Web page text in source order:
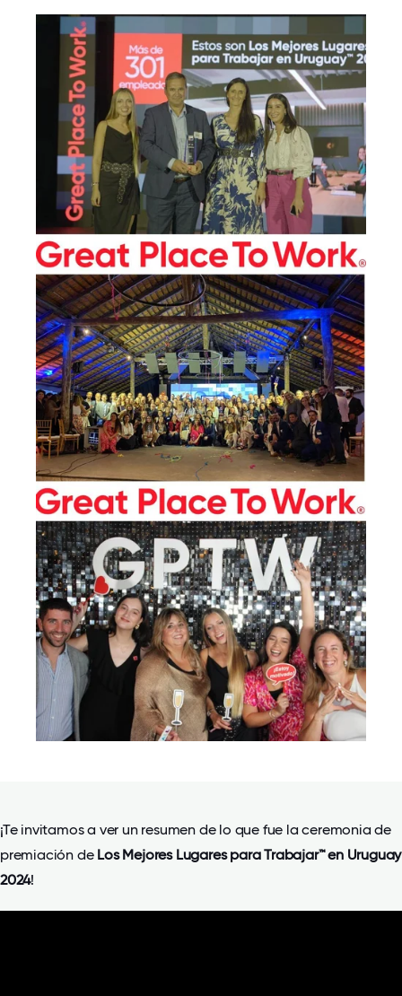
¡Te invitamos a ver un resumen de lo que fue la ceremonia de
premiación de Los Mejores Lugares para Trabajar™ en Uruguay
2024!